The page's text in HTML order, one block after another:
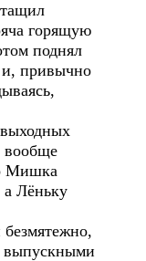
горящую
поднял
и, привычно
вообще
Мишка
а Лёньку
выпускными